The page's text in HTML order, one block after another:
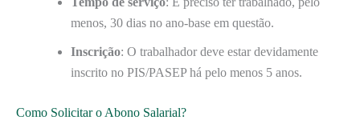
menos, 30 dias no ano-base em questão.
Inscrição: O trabalhador deve estar devidamente
inscrito no PIS/PASEP há pelo menos 5 anos.
Como Solicitar o Abono Salarial?